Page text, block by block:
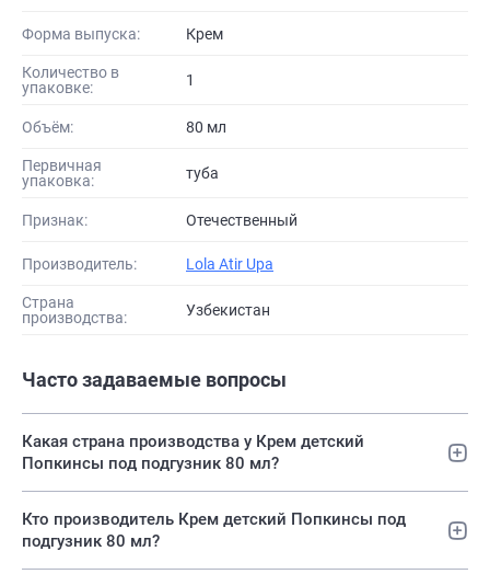
Форма выпуска: Крем
Количество в
упаковке:
1
Объём: 80 мл
Первичная
упаковка:
туба
Признак: Отечественный
Производитель: Lola Atir Upa
Страна
производства:
Узбекистан
Часто задаваемые вопросы
Какая страна производства у Крем детский
Попкинсы под подгузник 80 мл?
Кто производитель Крем детский Попкинсы под
подгузник 80 мл?